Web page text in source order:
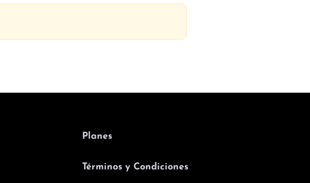
Planes
Términos y Condiciones